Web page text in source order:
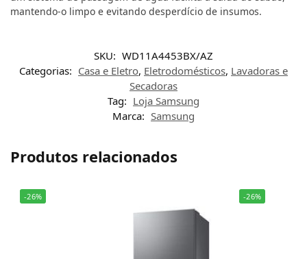
mantendo-o limpo e evitando desperdício de insumos.
SKU: WD11A4453BX/AZ
Categorias: Casa e Eletro, Eletrodomésticos, Lavadoras e
Secadoras
Tag: Loja Samsung
Marca: Samsung
Produtos relacionados
-26% -26%